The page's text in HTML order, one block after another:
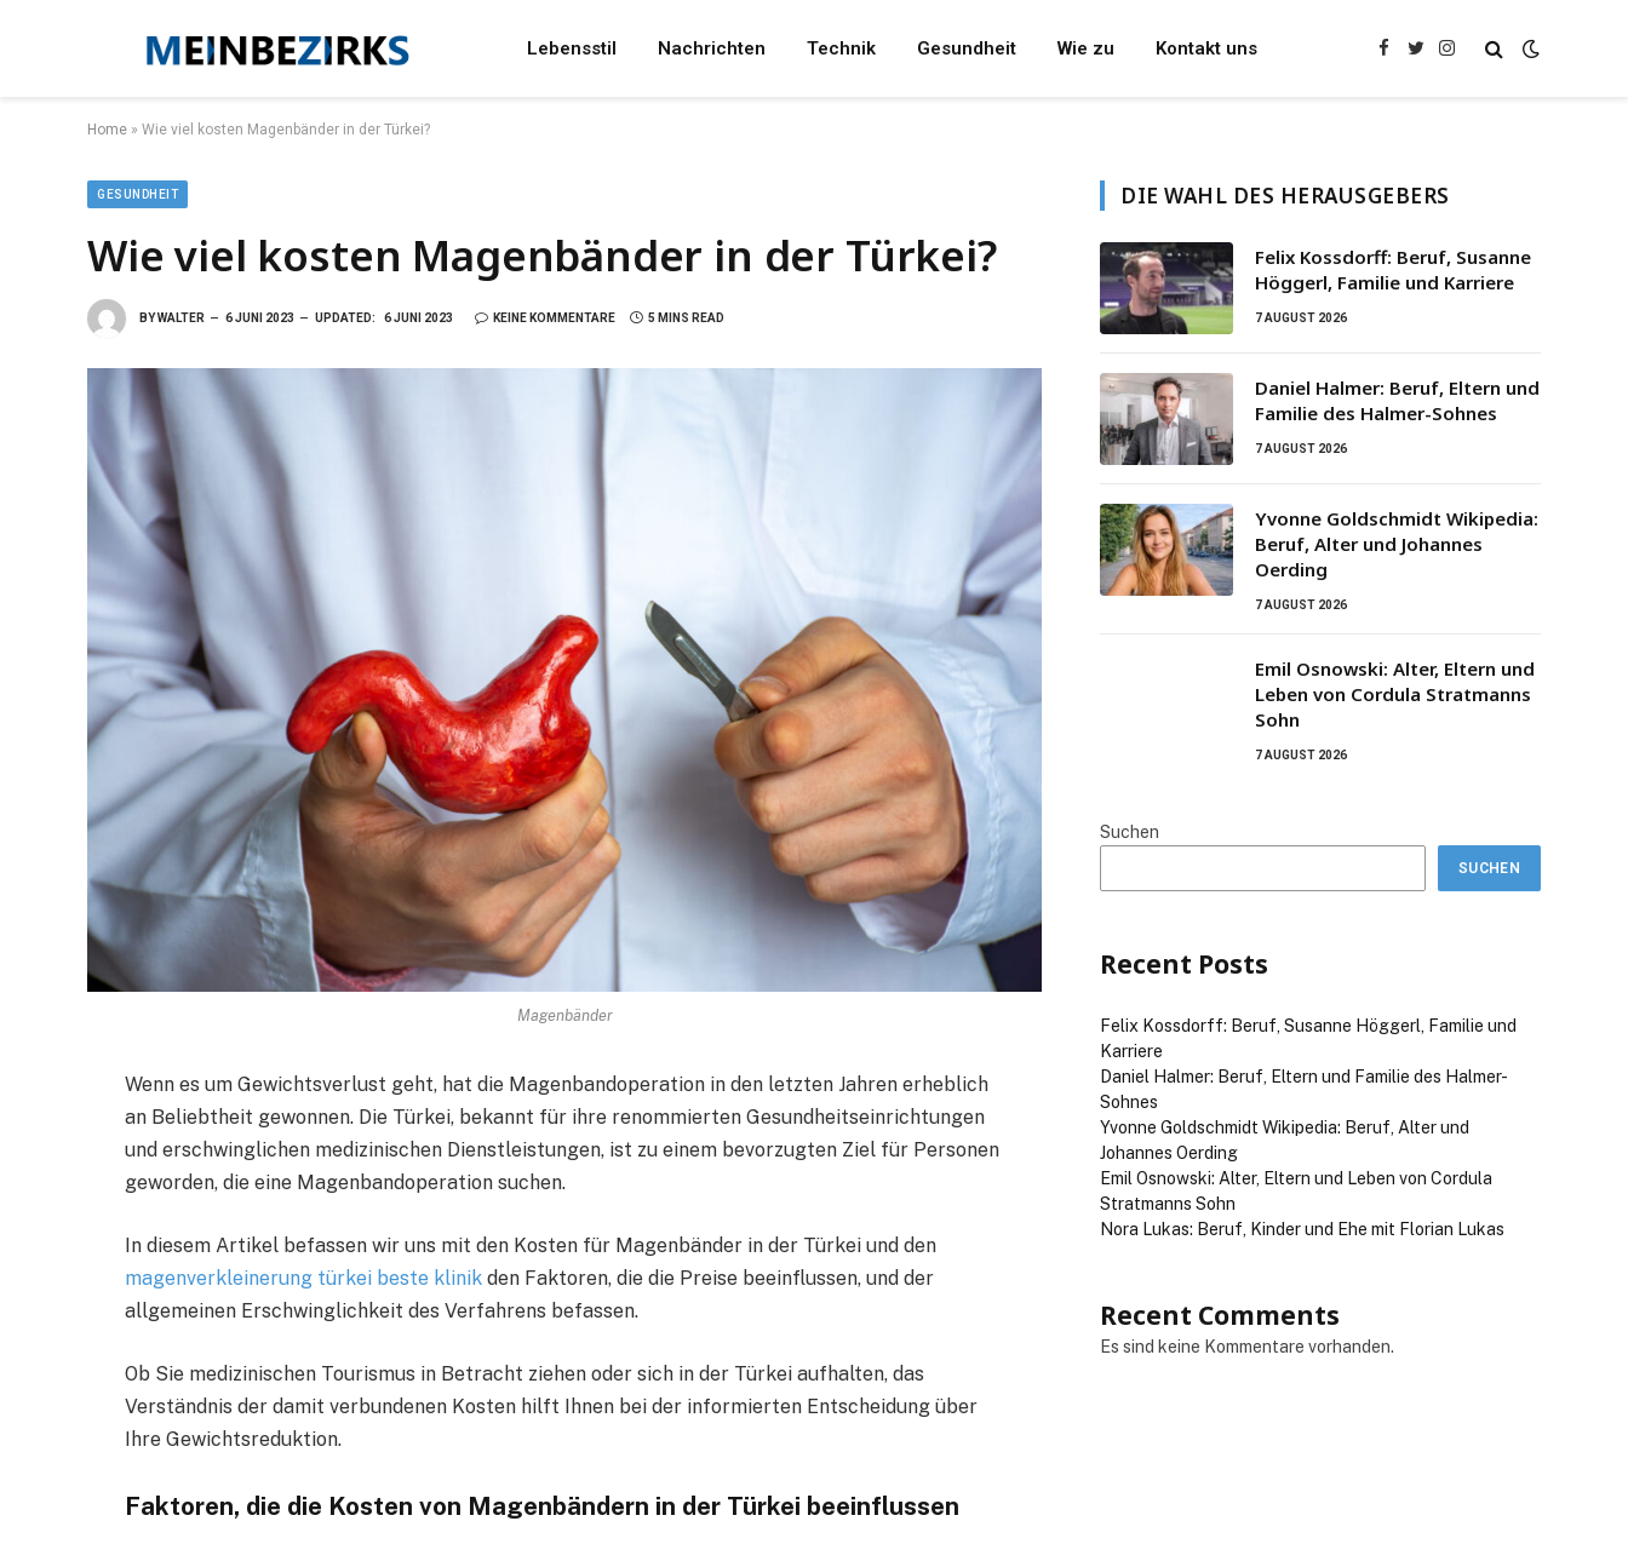
Lebensstil Nachrichten Technik Gesundheit Wie zu Kontakt uns Facebook
TwitterInstagram
Home » Wie viel kosten Magenbänder in der Türkei?
GESUNDHEIT
Wie viel kosten Magenbänder in der Türkei?
BYWALTER 6 JUNI 2023 UPDATED: 6 JUNI 2023 KEINE KOMMENTARE 5 MINS READ
Magenbänder
Wenn es um Gewichtsverlust geht, hat die Magenbandoperation in den letzten Jahren erheblich
an Beliebtheit gewonnen. Die Türkei, bekannt für ihre renommierten Gesundheitseinrichtungen
und erschwinglichen medizinischen Dienstleistungen, ist zu einem bevorzugten Ziel für Personen
geworden, die eine Magenbandoperation suchen.
In diesem Artikel befassen wir uns mit den Kosten für Magenbänder in der Türkei und den
magenverkleinerung türkei beste klinik den Faktoren, die die Preise beeinflussen, und der
allgemeinen Erschwinglichkeit des Verfahrens befassen.
Ob Sie medizinischen Tourismus in Betracht ziehen oder sich in der Türkei aufhalten, das
Verständnis der damit verbundenen Kosten hilft Ihnen bei der informierten Entscheidung über
Ihre Gewichtsreduktion.
Faktoren, die die Kosten von Magenbändern in der Türkei beeinflussen
DIE WAHL DES HERAUSGEBERS
Felix Kossdorff: Beruf, Susanne
Höggerl, Familie und Karriere
7 AUGUST 2026
Daniel Halmer: Beruf, Eltern und
Familie des Halmer-Sohnes
7 AUGUST 2026
Yvonne Goldschmidt Wikipedia:
Beruf, Alter und Johannes
Oerding
7 AUGUST 2026
Emil Osnowski: Alter, Eltern und
Leben von Cordula Stratmanns
Sohn
7 AUGUST 2026
Suchen
SUCHEN
Recent Posts
Felix Kossdorff: Beruf, Susanne Höggerl, Familie und
Karriere
Daniel Halmer: Beruf, Eltern und Familie des Halmer-
Sohnes
Yvonne Goldschmidt Wikipedia: Beruf, Alter und
Johannes Oerding
Emil Osnowski: Alter, Eltern und Leben von Cordula
Stratmanns Sohn
Nora Lukas: Beruf, Kinder und Ehe mit Florian Lukas
Recent Comments
Es sind keine Kommentare vorhanden.